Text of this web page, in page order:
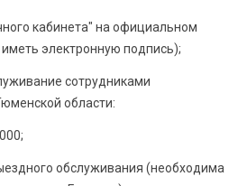
кабинета" на официальном
электронную подпись);
сотрудниками
области:
обслуживания (необходима